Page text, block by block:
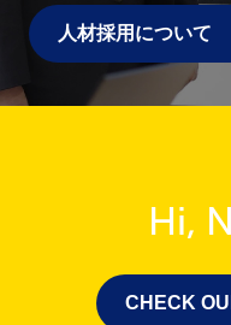
人材採用について
Hi,
CHECK